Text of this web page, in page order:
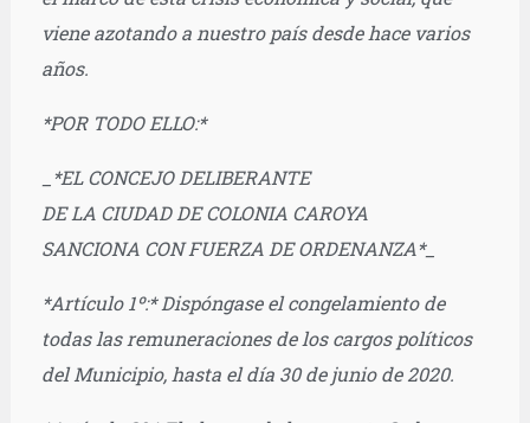
viene azotando a nuestro país desde hace varios
años.
*POR TODO ELLO:*
_*EL CONCEJO DELIBERANTE
DE LA CIUDAD DE COLONIA CAROYA
SANCIONA CON FUERZA DE ORDENANZA*_
*Artículo 1º:* Dispóngase el congelamiento de
todas las remuneraciones de los cargos políticos
del Municipio, hasta el día 30 de junio de 2020.